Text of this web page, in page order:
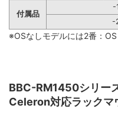
付属品
-
-
※OSなしモデルには2番：
BBC-RM1450シリー
Celeron対応ラックマ